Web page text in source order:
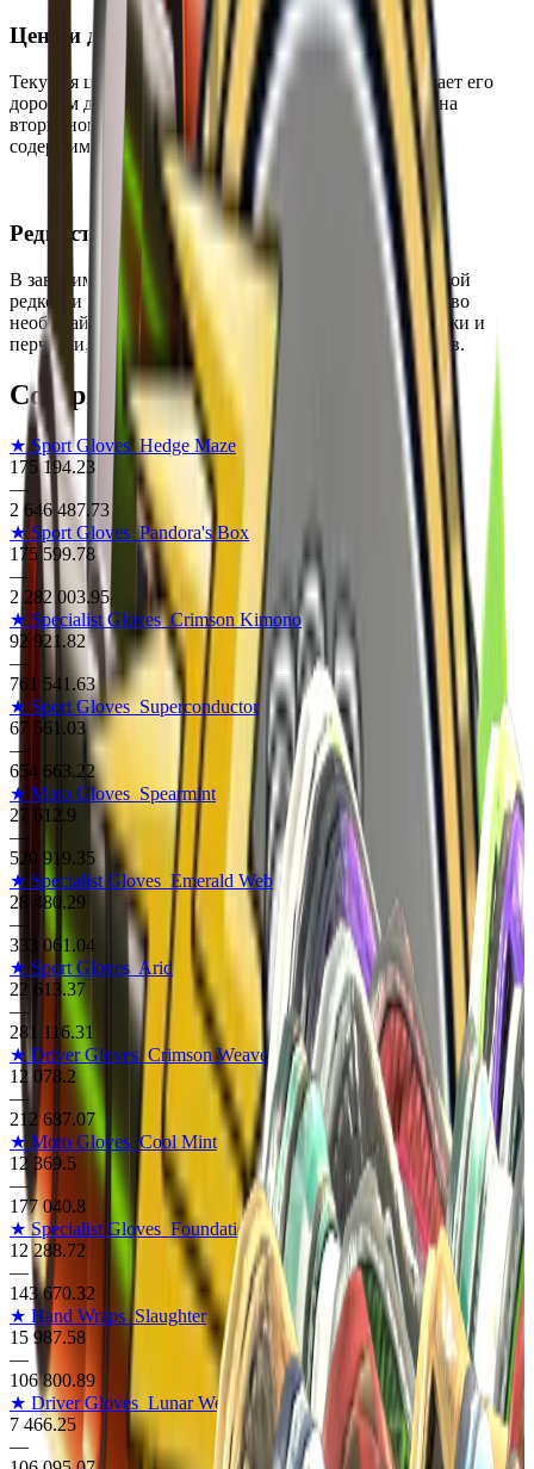
Цена и доступность
Текущая цена контейнера составляет $29.50, что делает его
дорогим для обычного игрока. Контейнер доступен на
вторичном рынке, но его стоимость и эксклюзивное
содержимое ограничивают массовое приобретение.
Редкость
В зависимости от цены можно сделать вывод о высокой
редкости и ценности содержимого. Большое количество
необычайно редких и тайных предметов, включая ножи и
перчатки, делает кейс весьма желанным среди игроков.
Содержимое кейса
★ Sport GlovesHedge Maze
175 194.23
—
2 646 487.73
★ Sport GlovesPandora's Box
175 599.78
—
2 282 003.95
★ Specialist GlovesCrimson Kimono
92 921.82
—
761 541.63
★ Sport Gloves Superconductor
67 561.03
—
654 663.22
★ Moto Gloves Spearmint
27 612.9
—
520 919.35
★ Specialist Gloves Emerald Web
28 480.29
—
333 061.04
★ Sport GlovesArid
22 613.37
—
281 116.31
★ Driver Gloves Crimson Weave
12 078.2
—
212 687.07
★ Moto Gloves Cool Mint
12 369.5
—
177 040.8
★ Specialist Gloves Foundation
12 288.72
—
143 670.32
★ Hand WrapsSlaughter
15 987.58
—
106 800.89
★ Driver Gloves Lunar Weave
7 466.25
—